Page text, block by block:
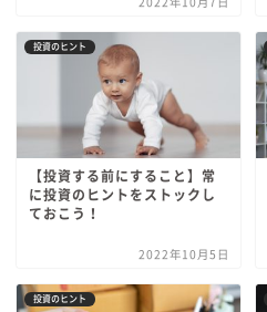
投資のヒント
【投資する前にすること】常
に投資のヒントをストックし
ておこう！
2022年10月5日
投資のヒント